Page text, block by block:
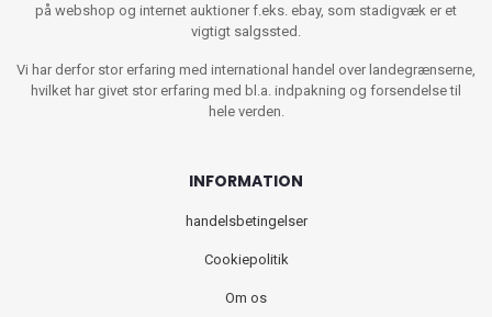
på webshop og internet auktioner f.eks. ebay, som stadigvæk er et
vigtigt salgssted.
Vi har derfor stor erfaring med international handel over landegrænserne,
hvilket har givet stor erfaring med bl.a. indpakning og forsendelse til
hele verden.
INFORMATION
handelsbetingelser
Cookiepolitik
Om os